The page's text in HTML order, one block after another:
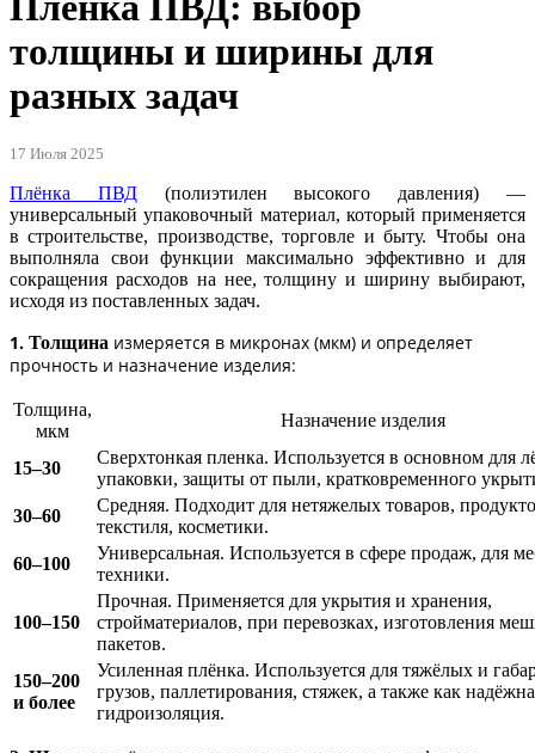
толщины и ширины для
разных задач
17 Июля 2025
Плёнка ПВД(полиэтилен высокого давления) —
универсальный упаковочный материал, который применяется
в строительстве, производстве, торговле и быту. Чтобы она
выполняла свои функции максимально эффективно и для
сокращения расходов на нее, толщину и ширину выбирают,
исходя из поставленных задач.
1. Толщина измеряется в микронах (мкм) и определяет
прочность и назначение изделия:
Толщина,
мкм
Назначение изделия
15–30
Сверхтонкая пленка. Используется в основном для
упаковки, защиты от пыли, кратковременного
30–60
Средняя. Подходит для нетяжелых товаров,
текстиля, косметики.
60–100
Универсальная. Используется в сфере продаж, для
техники.
100–150
Прочная. Применяется для укрытия и хранения,
стройматериалов, при перевозках, изготовления
пакетов.
150–200
и более
Усиленная плёнка. Используется для тяжёлых и
грузов, паллетирования, стяжек, а также как
гидроизоляция.